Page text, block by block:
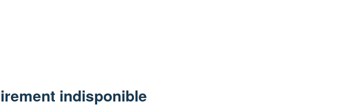
indisponible